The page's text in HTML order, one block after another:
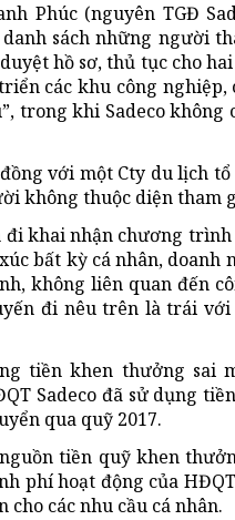
Phúc (nguyên TGĐ
sách những người
hồ sơ, thủ tục cho
các khu công
trong khi Sadeco
với một Cty du lịch
không thuộc diện tham
khai nhận chương
bất kỳ cá nhân,
không liên quan đến
đi nêu trên là trái
tiền khen thưởng sai
Sadeco đã sử dụng
qua quỹ 2017.
tiền quỹ khen
phí hoạt động của
các nhu cầu cá nhân.